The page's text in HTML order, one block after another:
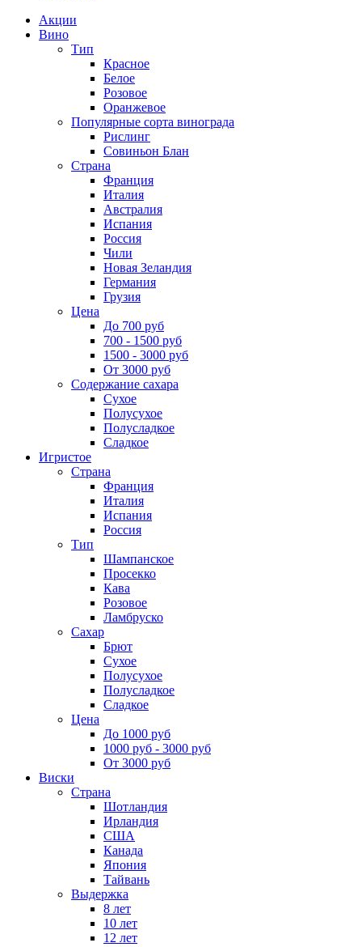
Акции
Вино
Тип
Красное
Белое
Розовое
Оранжевое
Популярные сорта винограда
Рислинг
Совиньон Блан
Страна
Франция
Италия
Австралия
Испания
Россия
Чили
Новая Зеландия
Германия
Грузия
Цена
До 700 руб
700 - 1500 руб
1500 - 3000 руб
От 3000 руб
Содержание сахара
Сухое
Полусухое
Полусладкое
Сладкое
Игристое
Страна
Франция
Италия
Испания
Россия
Тип
Шампанское
Просекко
Кава
Розовое
Ламбруско
Сахар
Брют
Сухое
Полусухое
Полусладкое
Сладкое
Цена
До 1000 руб
1000 руб - 3000 руб
От 3000 руб
Виски
Страна
Шотландия
Ирландия
США
Канада
Япония
Тайвань
Выдержка
8 лет
10 лет
12 лет